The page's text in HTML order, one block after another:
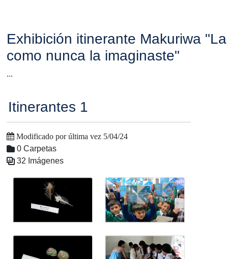
Exhibición itinerante Makuriwa
como nunca la imaginaste"
...
Itinerantes 1
Modificado por última vez 5/04/24
0 Carpetas
32 Imágenes